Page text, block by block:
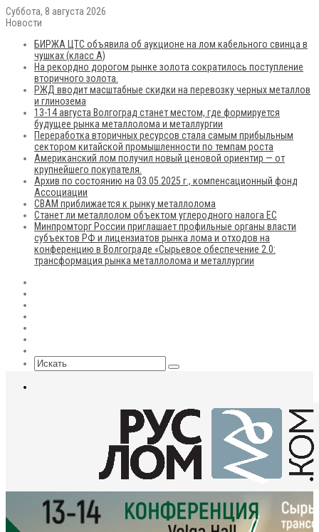
Суббота, 8 августа 2026
Новости
БИРЖА ЦТС объявила об аукционе на лом кабельного свинца в
чушках (класс А)
На рекордно дорогом рынке золота сократилось поступление
вторичного золота.
РЖД вводит масштабные скидки на перевозку черных металлов
и глинозема
13-14 августа Волгоград станет местом, где формируется
будущее рынка металлолома и металлургии
Переработка вторичных ресурсов стала самым прибыльным
сектором китайской промышленности по темпам роста
Американский лом получил новый ценовой ориентир — от
крупнейшего покупателя.
Архив по состоянию на 03.05.2025 г., компенсационный фонд
Ассоциации
CBAM приближается к рынку металлолома
Станет ли металлолом объектом углеродного налога ЕС
Минпромторг России приглашает профильные органы власти
субъектов РФ и лицензиатов рынка лома и отходов на
конференцию в Волгограде «Сырьевое обеспечение 2.0:
трансформация рынка металлолома и металлургии
Искать